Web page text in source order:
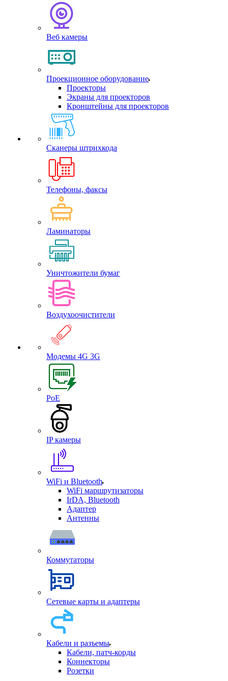
Веб камеры
Проекционное оборудование
Проекторы
Экраны для проекторов
Кронштейны для проекторов
Сканеры штрихкода
Телефоны, факсы
Ламинаторы
Уничтожители бумаг
Воздухоочистители
Модемы 4G 3G
PoE
IP камеры
WiFi и Bluetooth
WiFi маршрутизаторы
IrDA, Bluetooth
Адаптер
Антенны
Коммутаторы
Сетевые карты и адаптеры
Кабели и разъемы
Кабели, патч-корды
Коннекторы
Розетки